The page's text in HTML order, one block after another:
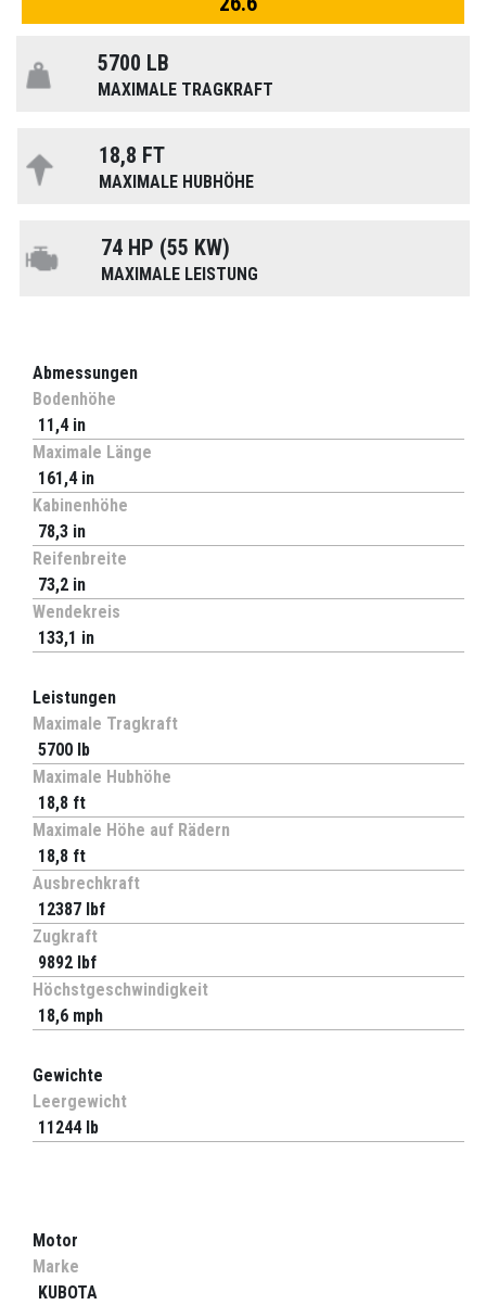
5700 LB
MAXIMALE TRAGKRAFT
18,8 FT
MAXIMALE HUBHÖHE
74 HP (55 KW)
MAXIMALE LEISTUNG
Abmessungen
Bodenhöhe
11,4 in
Maximale Länge
161,4 in
Kabinenhöhe
78,3 in
Reifenbreite
73,2 in
Wendekreis
133,1 in
Leistungen
Maximale Tragkraft
5700 lb
Maximale Hubhöhe
18,8 ft
Maximale Höhe auf Rädern
18,8 ft
Ausbrechkraft
12387 lbf
Zugkraft
9892 lbf
Höchstgeschwindigkeit
18,6 mph
Gewichte
Leergewicht
11244 lb
Motor
Marke
KUBOTA